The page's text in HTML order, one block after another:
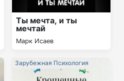
Ты мечта, и ты
мечтай
Марк Исаев
Зарубежная Психология